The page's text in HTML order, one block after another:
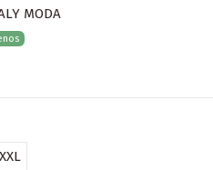
MODA
XXL